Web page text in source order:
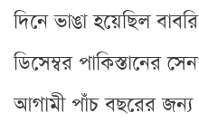
দিনে ভাঙা হয়েছিল
ডিসেম্বর পাকিস্তানের
আগামী পাঁচ বছরের জন্য